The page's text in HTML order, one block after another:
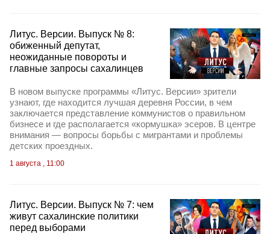
Литус. Версии. Выпуск № 8:
обиженный депутат,
неожиданные повороты и
главные запросы сахалинцев
В новом выпуске программы «Литус. Версии» зрители
узнают, где находится лучшая деревня России, в чем
заключается представление коммунистов о правильном
бизнесе и где располагается «кормушка» эсеров. В центре
внимания — вопросы борьбы с мигрантами и проблемы
детских проездных.
1 августа , 11:00
Литус. Версии. Выпуск № 7: чем
живут сахалинские политики
перед выборами